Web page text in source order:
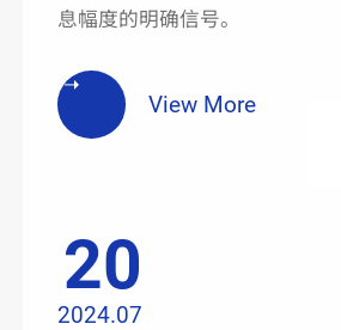
息幅度的明确信号。
View More
20
2024.07